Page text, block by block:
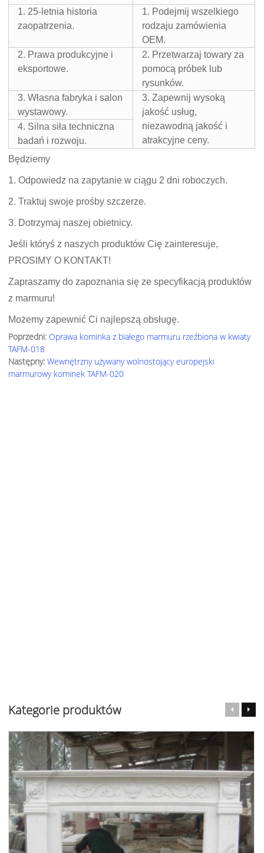
1. 25-letnia historia
zaopatrzenia.
1. Podejmij wszelkiego
rodzaju zamówienia
OEM.
2. Prawa produkcyjne i
eksportowe.
2. Przetwarzaj towary za
pomocą próbek lub
rysunków.
3. Własna fabryka i salon
wystawowy.
3. Zapewnij wysoką
jakość usług,
niezawodną jakość i
atrakcyjne ceny.
4. Silna siła techniczna
badań i rozwoju.
Będziemy
1. Odpowiedz na zapytanie w ciągu 2 dni roboczych.
2. Traktuj swoje prośby szczerze.
3. Dotrzymaj naszej obietnicy.
Jeśli któryś z naszych produktów Cię zainteresuje,
PROSIMY O KONTAKT!
Zapraszamy do zapoznania się ze specyfikacją produktów
z marmuru!
Możemy zapewnić Ci najlepszą obsługę.
Poprzedni: Oprawa kominka z białego marmuru rzeźbiona w kwiaty
TAFM-018
Następny: Wewnętrzny używany wolnostojący europejski
marmurowy kominek TAFM-020
Kategorie produktów